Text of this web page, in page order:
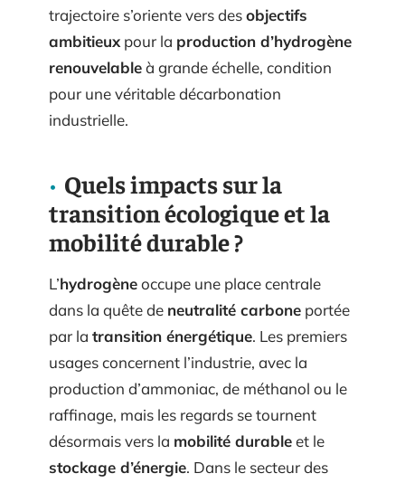
trajectoire s’oriente vers desobjectifs
ambitieux pour la production d’hydrogène
renouvelableà grande échelle, condition
pour une véritable décarbonation
industrielle.
Quels impacts sur la
transition écologique et la
mobilité durable ?
L’hydrogèneoccupe une place centrale
dans la quête de neutralité carbone portée
par la transition énergétique. Les premiers
usages concernent l’industrie, avec la
production d’ammoniac, de méthanol ou le
raffinage, mais les regards se tournent
désormais vers la mobilité durableet le
stockage d’énergie. Dans le secteur des